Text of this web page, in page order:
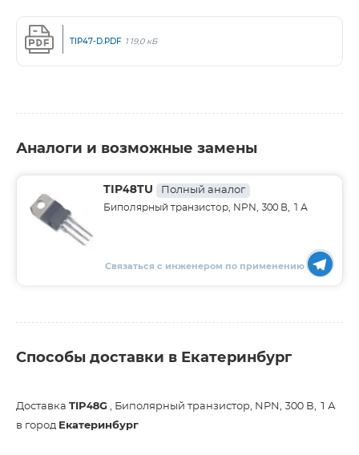
TIP47-D.PDF 119,0 кБ
Аналоги и возможные замены
TIP48TU Полный аналог
Биполярный транзистор, NPN, 300 В, 1 А
Связаться с инженером по применению
Способы доставки в Екатеринбург
Доставка TIP48G , Биполярный транзистор, NPN, 300 В, 1 А
в город Екатеринбург